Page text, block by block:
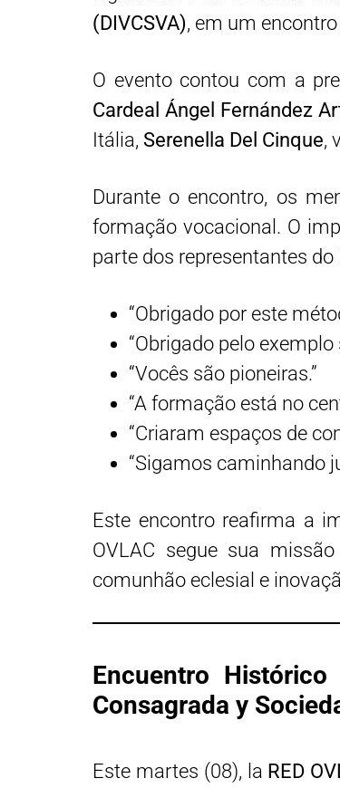
(DIVCSVA), em um
O evento contou com a
Cardeal Ángel Fernández
Itália, Serenella Del Cinque,
Durante o encontro, os
formação vocacional. O
parte dos representantes
“Obrigado por este
“Obrigado pelo exemplo
“Vocês são pioneiras.”
“A formação está no
“Criaram espaços de
“Sigamos caminhando
Este encontro reafirma a
OVLAC segue sua
comunhão eclesial e
Encuentro
Consagrada y
Este martes (08), la RED